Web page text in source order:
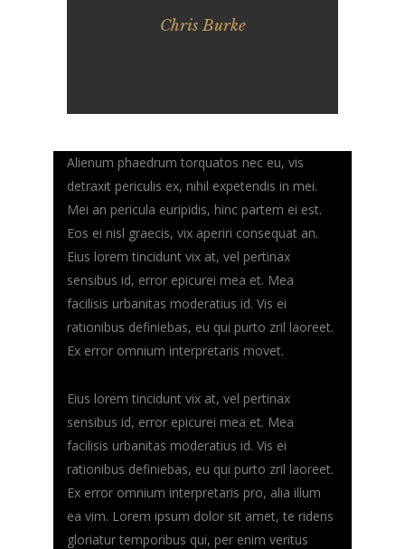
Chris Burke
Alienum phaedrum torquatos nec eu, vis
detraxit periculis ex, nihil expetendis in mei.
Mei an pericula euripidis, hinc partem ei est.
Eos ei nisl graecis, vix aperiri consequat an.
Eius lorem tincidunt vix at, vel pertinax
sensibus id, error epicurei mea et. Mea
facilisis urbanitas moderatius id. Vis ei
rationibus definiebas, eu qui purto zril laoreet.
Ex error omnium interpretaris movet.
Eius lorem tincidunt vix at, vel pertinax
sensibus id, error epicurei mea et. Mea
facilisis urbanitas moderatius id. Vis ei
rationibus definiebas, eu qui purto zril laoreet.
Ex error omnium interpretaris pro, alia illum
ea vim. Lorem ipsum dolor sit amet, te ridens
gloriatur temporibus qui, per enim veritus